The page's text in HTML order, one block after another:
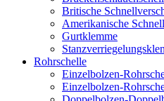
Britische
Amerikanische
Gurtklemme
Rohrschelle
Einzelbolzen-
Einzelbolzen-